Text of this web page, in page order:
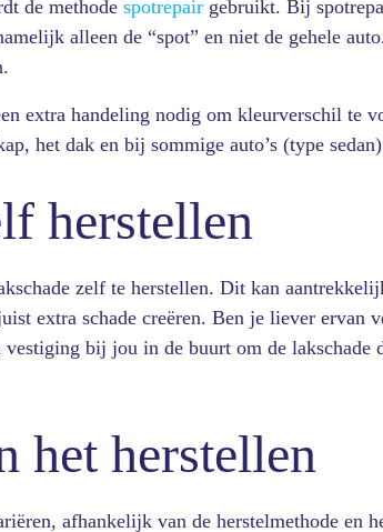
de methodespotrepair gebruikt. Bij
alleen de “spot” en niet de gehele
extra handeling nodig om kleurverschil te
het dak en bij sommige auto’s (type
herstellen
zelf te herstellen. Dit kan
extra schade creëren. Ben je liever ervan
vestiging bij jou in de buurt om de lakschade
het herstellen
afhankelijk van de herstelmethode en